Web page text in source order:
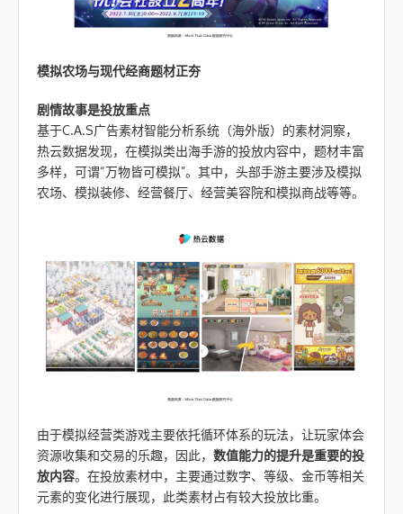
模拟农场与现代经商题材正夯
剧情故事是投放重点
基于C.A.S广告素材智能分析系统（海外版）的素材洞察，
热云数据发现，在模拟类出海手游的投放内容中，题材丰富
多样，可谓“万物皆可模拟”。其中，头部手游主要涉及模拟
农场、模拟装修、经营餐厅、经营美容院和模拟商战等等。
由于模拟经营类游戏主要依托循环体系的玩法，让玩家体会
资源收集和交易的乐趣，因此， 数值能力的提升是重要的投
放内容。在投放素材中，主要通过数字、等级、金币等相关
元素的变化进行展现，此类素材占有较大投放比重。